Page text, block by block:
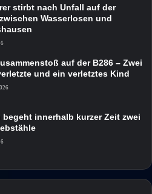
stirbt nach Unfall auf der
Wasserlosen und
auf der B286 – Zwei
und ein verletztes Kind
begeht innerhalb kurzer Zeit zwei